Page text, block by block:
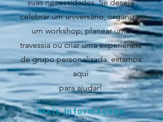
suas necessidades. Se deseja
celebrar um aniversário, organizar
um workshop, planear uma
travessia ou criar uma experiência
de grupo personalizada, estamos
aqui
para ajudar!
Mais Informações